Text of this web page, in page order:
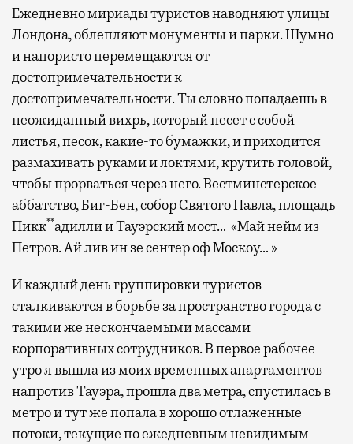
Ежедневно мириады туристов наводняют улицы
Лондона, облепляют монументы и парки. Шумно
и напористо перемещаются от
достопримечательности к
достопримечательности. Ты словно попадаешь в
неожиданный вихрь, который несет с собой
листья, песок, какие-то бумажки, и приходится
размахивать руками и локтями, крутить головой,
чтобы прорваться через него. Вестминстерское
аббатство, Биг-Бен, собор Святого Павла, площадь
Пикк**адилли и Тауэрский мост… «Май нейм из
Петров. Ай лив ин зе сентер оф Москоу… »
И каждый день группировки туристов
сталкиваются в борьбе за пространство города с
такими же нескончаемыми массами
корпоративных сотрудников. В первое рабочее
утро я вышла из моих временных апартаментов
напротив Тауэра, прошла два метра, спустилась в
метро и тут же попала в хорошо отлаженные
потоки, текущие по ежедневным невидимым